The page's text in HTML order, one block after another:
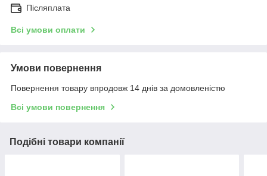
Післяплата
Всі умови оплати
Умови повернення
Повернення товару впродовж 14 днів за домовленістю
Всі умови повернення
Подібні товари компанії